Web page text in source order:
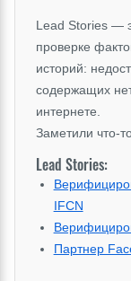
Lead Stories —
проверке
историй:
содержащих
интернете.
Заметили что-
Lead Stories:
IFCN
Партнер